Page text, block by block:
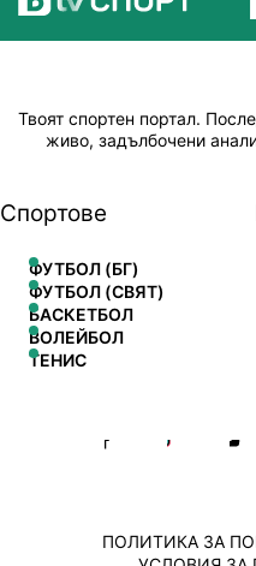
Твоят спортен портал.
живо, задълбочени
Спортове
ФУТБОЛ (БГ)
ФУТБОЛ (СВЯТ)
БАСКЕТБОЛ
ВОЛЕЙБОЛ
ТЕНИС
ПОЛИТИКА ЗА